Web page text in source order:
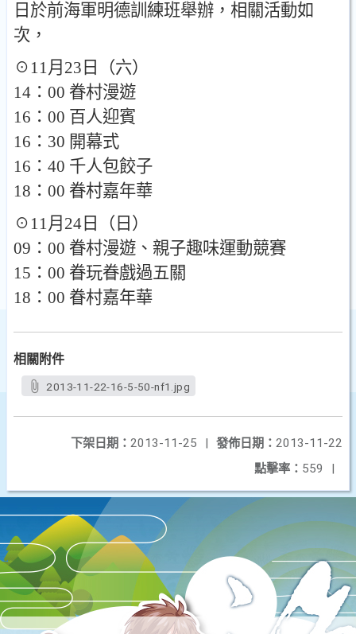
日於前海軍明德訓練班舉辦，相關活動如
次，
☉ 11月 23 日
（六）
14 ： 00 眷村漫遊
16 ： 00 百人迎賓
16 ： 30 開幕式
16 ： 40 千人包餃子
18 ： 00 眷村嘉年華
☉ 11月 24 日
（日）
09 ： 00 眷村漫遊、親子趣味運動競賽
15 ： 00 眷玩眷戲過五關
18 ： 00 眷村嘉年華
相關附件
2013-11-22-16-5-50-nf1.jpg
發佈日期： 2013-11-22
下架日期： 2013-11-25
|
點擊率： 559 |